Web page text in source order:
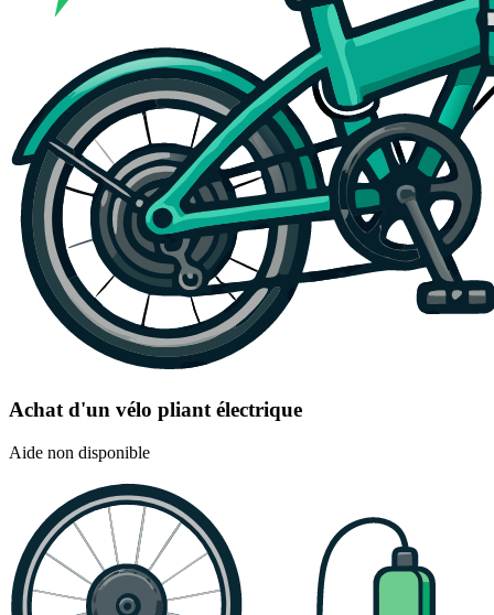
Achat d'un vélo pliant électrique
Aide non disponible